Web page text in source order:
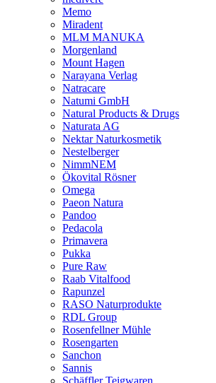
Memo
Miradent
MLM MANUKA
Morgenland
Mount Hagen
Narayana Verlag
Natracare
Natumi GmbH
Natural Products & Drugs
Naturata AG
Nektar Naturkosmetik
Nestelberger
NimmNEM
Ökovital Rösner
Omega
Paeon Natura
Pandoo
Pedacola
Primavera
Pukka
Pure Raw
Raab Vitalfood
Rapunzel
RASO Naturprodukte
RDL Group
Rosenfellner Mühle
Rosengarten
Sanchon
Sannis